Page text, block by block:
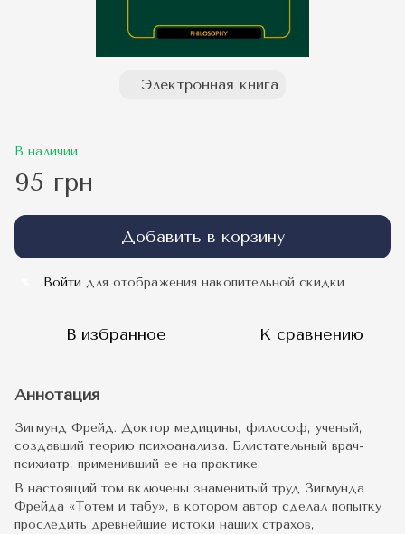
Электронная книга
В наличии
95 грн
Добавить в корзину
Войти для отображения накопительной скидки
В избранное К сравнению
Аннотация
Зигмунд Фрейд. Доктор медицины, философ, ученый,
создавший теорию психоанализа. Блистательный врач-
психиатр, применивший ее на практике.
В настоящий том включены знаменитый труд Зигмунда
Фрейда «Тотем и табу», в котором автор сделал попытку
проследить древнейшие истоки наших страхов,